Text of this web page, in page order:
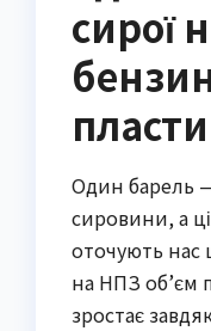
сирої
Один барель
сировини, а
оточують нас
на НПЗ об’єм
зростає